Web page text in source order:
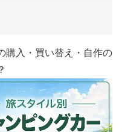
購入・買い替え・自作の